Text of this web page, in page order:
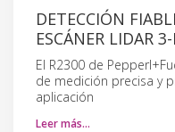
DETECCIÓN
ESCÁNER LIDAR
El R2300 de
de medición precisa y
aplicación
Leer más…